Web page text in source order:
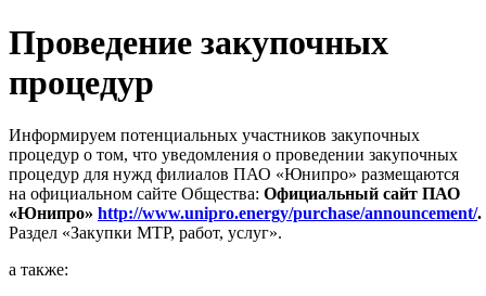
Проведение закупочных
процедур
Информируем потенциальных участников закупочных
процедур о том, что уведомления о проведении закупочных
процедур для нужд филиалов ПАО «Юнипро» размещаются
на официальном сайте Общества: Официальный сайт ПАО
«Юнипро» http://www.unipro.energy/purchase/announcement/.
Раздел «Закупки МТР, работ, услуг».
а также: